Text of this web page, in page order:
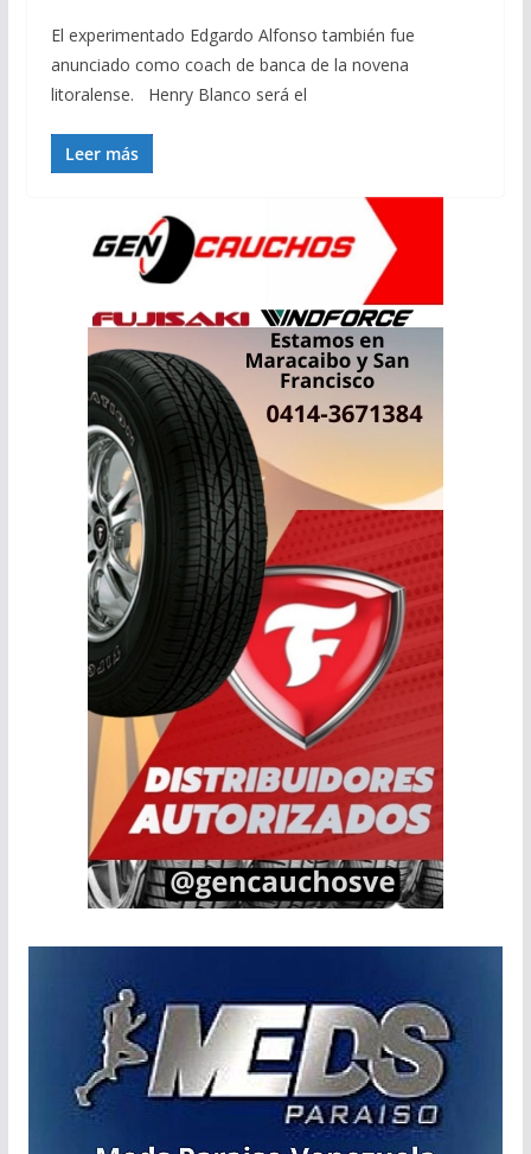
El experimentado Edgardo Alfonso también fue
anunciado como coach de banca de la novena
litoralense. Henry Blanco será el
Leer más